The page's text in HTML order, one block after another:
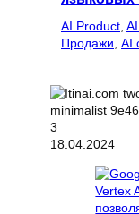
AI Product
Продажи AI
18.04.2024